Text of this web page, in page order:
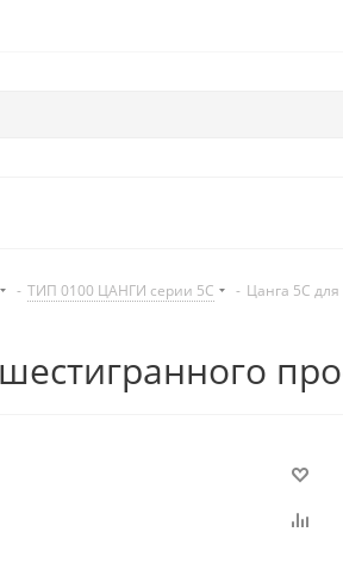
- ТИП 0100 ЦАНГИ серии 5C - Цанга 5С